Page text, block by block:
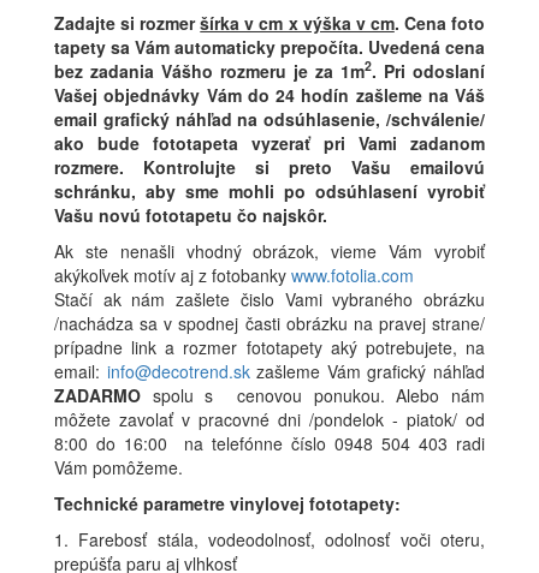
Zadajte si rozmeršírka v cm x výška v cm. Cena foto
tapety sa Vám automaticky prepočíta. Uvedená cena
bez zadania Vášho rozmeru je za 1m2. Pri odoslaní
Vašej objednávky Vám do 24 hodín zašleme na Váš
email grafický náhľad na odsúhlasenie, /schválenie/
ako bude fototapeta vyzerať pri Vami zadanom
rozmere. Kontrolujte si preto Vašu emailovú
schránku, aby sme mohli po odsúhlasení vyrobiť
Vašu novú fototapetu čo najskôr.
Ak ste nenašli vhodný obrázok, vieme Vám vyrobiť
akýkoľvek motív aj z fotobanky www.fotolia.com
Stačí ak nám zašlete čislo Vami vybraného obrázku
/nachádza sa v spodnej časti obrázku na pravej strane/
prípadne link a rozmer fototapety aký potrebujete, na
email: info@decotrend.skzašleme Vám grafický náhľad
ZADARMO spolu s cenovou ponukou. Alebo nám
môžete zavolať v pracovné dni /pondelok - piatok/ od
8:00 do 16:00 na telefónne číslo 0948 504 403 radi
Vám pomôžeme.
Technické parametre vinylovej fototapety:
1. Farebosť stála, vodeodolnosť, odolnosť voči oteru,
prepúšťa paru aj vlhkosť